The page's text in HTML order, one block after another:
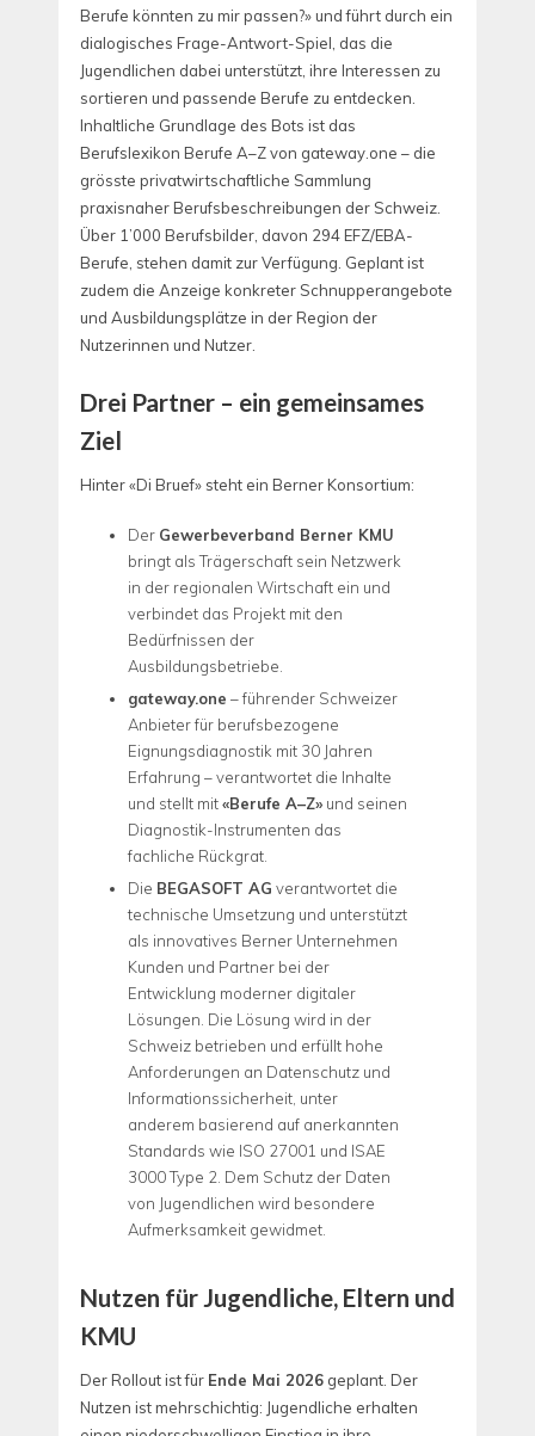
Berufe könnten zu mir passen?» und führt durch ein
dialogisches Frage-Antwort-Spiel, das die
Jugendlichen dabei unterstützt, ihre Interessen zu
sortieren und passende Berufe zu entdecken.
Inhaltliche Grundlage des Bots ist das
Berufslexikon Berufe A–Z von gateway.one – die
grösste privatwirtschaftliche Sammlung
praxisnaher Berufsbeschreibungen der Schweiz.
Über 1’000 Berufsbilder, davon 294 EFZ/EBA-
Berufe, stehen damit zur Verfügung. Geplant ist
zudem die Anzeige konkreter Schnupperangebote
und Ausbildungsplätze in der Region der
Nutzerinnen und Nutzer.
Drei Partner – ein gemeinsames
Ziel
Hinter «Di Bruef» steht ein Berner Konsortium:
Der Gewerbeverband Berner KMU
bringt als Trägerschaft sein Netzwerk
in der regionalen Wirtschaft ein und
verbindet das Projekt mit den
Bedürfnissen der
Ausbildungsbetriebe.
gateway.one – führender Schweizer
Anbieter für berufsbezogene
Eignungsdiagnostik mit 30 Jahren
Erfahrung – verantwortet die Inhalte
und stellt mit«Berufe A–Z» und seinen
Diagnostik-Instrumenten das
fachliche Rückgrat.
Die BEGASOFT AG verantwortet die
technische Umsetzung und unterstützt
als innovatives Berner Unternehmen
Kunden und Partner bei der
Entwicklung moderner digitaler
Lösungen. Die Lösung wird in der
Schweiz betrieben und erfüllt hohe
Anforderungen an Datenschutz und
Informationssicherheit, unter
anderem basierend auf anerkannten
Standards wie ISO 27001 und ISAE
3000 Type 2. Dem Schutz der Daten
von Jugendlichen wird besondere
Aufmerksamkeit gewidmet.
Nutzen für Jugendliche, Eltern und
KMU
Der Rollout ist für Ende Mai 2026 geplant. Der
Nutzen ist mehrschichtig: Jugendliche erhalten